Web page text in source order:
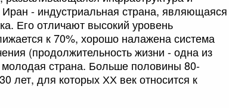
- индустриальная страна, являющаяся
Его отличают высокий уровень
к 70%, хорошо налажена система
(продолжительность жизни - одна из
страна. Больше половины 80-
лет, для которых ХХ век относится к